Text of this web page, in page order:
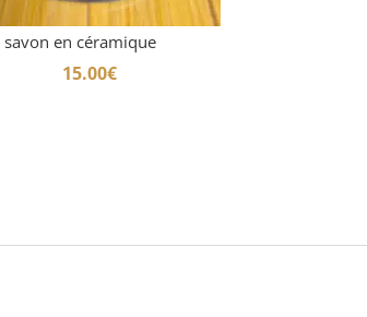
savon en céramique
15.00€